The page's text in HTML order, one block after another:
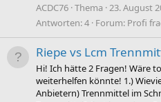
ACDC76 Thema 23. August
Antworten: 4 Forum: Profi
Riepe vs Lcm
Hi! Ich hätte 2 Fragen! Wäre
weiterhelfen könnte! 1.)
Anbietern) Trennmittel im